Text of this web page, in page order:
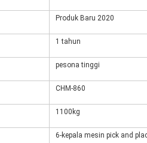
Produk Baru 2020
1 tahun
pesona tinggi
CHM-860
1100kg
6-kepala mesin pick and